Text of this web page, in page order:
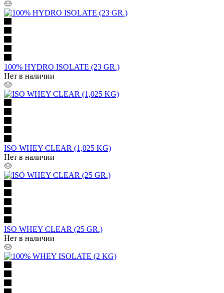
100% HYDRO ISOLATE (23 GR.)
Нет в наличии
ISO WHEY CLEAR (1,025 KG)
Нет в наличии
ISO WHEY CLEAR (25 GR.)
Нет в наличии